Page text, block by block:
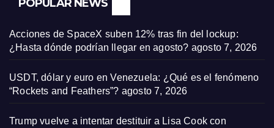
POPULAR NEWS
Acciones de SpaceX suben 12% tras fin del lockup:
¿Hasta dónde podrían llegar en agosto? agosto 7, 2026
USDT, dólar y euro en Venezuela: ¿Qué es el fenómeno
“Rockets and Feathers”? agosto 7, 2026
Trump vuelve a intentar destituir a Lisa Cook con